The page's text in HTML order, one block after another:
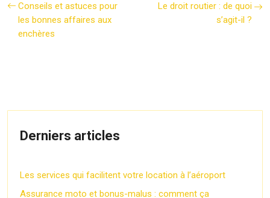
Conseils et astuces pour
les bonnes affaires aux
enchères
Le droit routier : de quoi
s’agit-il ?
Derniers articles
Les services qui facilitent votre location à l’aéroport
Assurance moto et bonus-malus : comment ça